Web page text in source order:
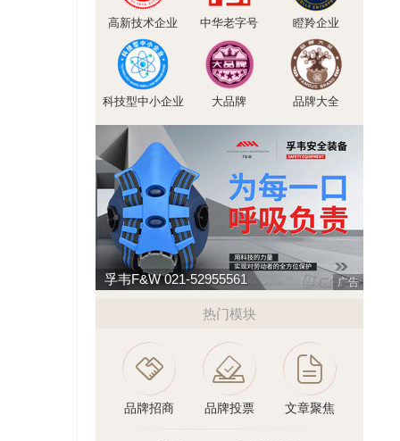
高新技术企业 中华老字号 瞪羚企业
科技型中小企业 大品牌 品牌大全
孚韦F&W 021-52955561 广告
热门模块
品牌招商 品牌投票 文章聚焦